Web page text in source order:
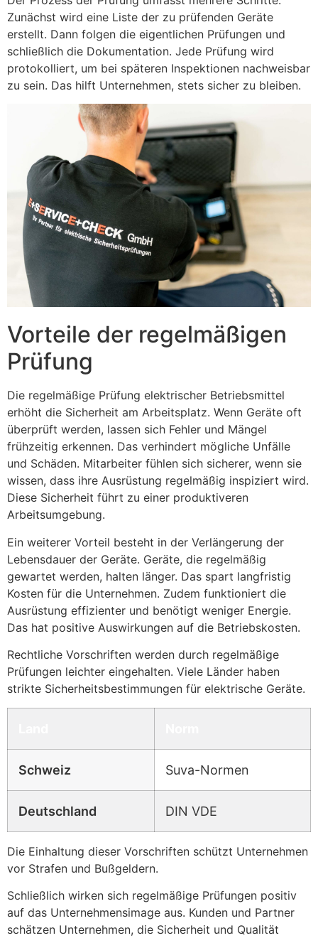
Zunächst wird eine Liste der zu prüfenden Geräte
erstellt. Dann folgen die eigentlichen Prüfungen und
schließlich die Dokumentation. Jede Prüfung wird
protokolliert, um bei späteren Inspektionen nachweisbar
zu sein. Das hilft Unternehmen, stets sicher zu bleiben.
Vorteile der regelmäßigen
Prüfung
Die regelmäßige Prüfung elektrischer Betriebsmittel
erhöht die Sicherheit am Arbeitsplatz. Wenn Geräte oft
überprüft werden, lassen sich Fehler und Mängel
frühzeitig erkennen. Das verhindert mögliche Unfälle
und Schäden. Mitarbeiter fühlen sich sicherer, wenn sie
wissen, dass ihre Ausrüstung regelmäßig inspiziert wird.
Diese Sicherheit führt zu einer produktiveren
Arbeitsumgebung.
Ein weiterer Vorteil besteht in der Verlängerung der
Lebensdauer der Geräte. Geräte, die regelmäßig
gewartet werden, halten länger. Das spart langfristig
Kosten für die Unternehmen. Zudem funktioniert die
Ausrüstung effizienter und benötigt weniger Energie.
Das hat positive Auswirkungen auf die Betriebskosten.
Rechtliche Vorschriften werden durch regelmäßige
Prüfungen leichter eingehalten. Viele Länder haben
strikte Sicherheitsbestimmungen für elektrische Geräte.
Schweiz Suva-Normen
Deutschland DIN VDE
Die Einhaltung dieser Vorschriften schützt Unternehmen
vor Strafen und Bußgeldern.
Schließlich wirken sich regelmäßige Prüfungen positiv
auf das Unternehmensimage aus. Kunden und Partner
schätzen Unternehmen, die Sicherheit und Qualität